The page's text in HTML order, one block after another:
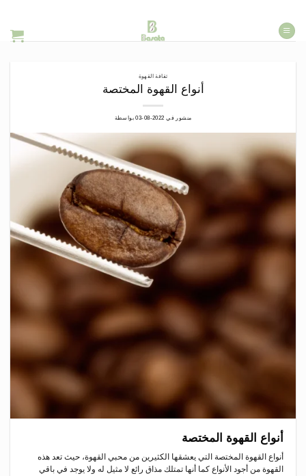
ثقافة القهوة
أنواع القهوة المختصة
منشور في 2022-08-03 بواسطة
أنواع القهوة المختصة
أنواع القهوة المختصة التي يعشقها الكثيرين من محبي القهوة، حيث تعد هذه
القهوة من أجود الأنواع كما أنها تمتلك مذاق رائع لا مثيل له ولا يوجد في باقي